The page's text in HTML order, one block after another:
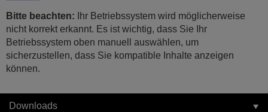
Bitte beachten: Ihr Betriebssystem wird möglicherweise
nicht korrekt erkannt. Es ist wichtig, dass Sie Ihr
Betriebssystem oben manuell auswählen, um
sicherzustellen, dass Sie kompatible Inhalte anzeigen
können.
Downloads